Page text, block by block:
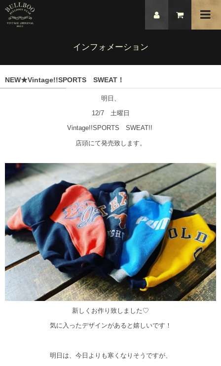
インフォメーション
NEW★Vintage!!SPORTS SWEAT！
明日、
12/7 土曜日
Vintage!!SPORTS SWEAT!!
店頭にて発売致します。
新しくお作り致しました♡
気に入ったデザインがあると嬉しいです！
明日は、今日よりも寒くなりそうですが、